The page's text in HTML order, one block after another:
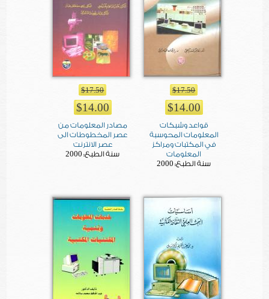
$17.50
$14.00
قواعد وشبكات
المعلومات المحوسبة
في المكتبات ومراكز
المعلومات
سنة الطبع: 2000
$17.50
$14.00
مصادر المعلومات من
عصر المخطوطات الى
عصر الانترنت
سنة الطبع: 2000